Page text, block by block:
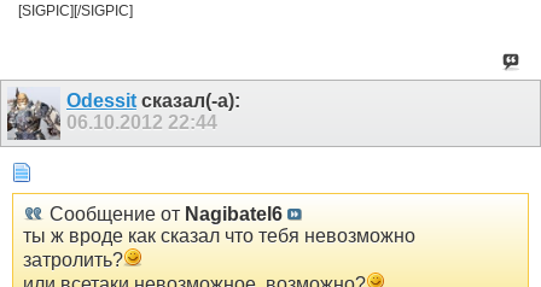
[SIGPIC][/SIGPIC]
Odessit сказал(-а):
06.10.2012 22:44
Сообщение от Nagibatel6
ты ж вроде как сказал что тебя невозможно
затролить?